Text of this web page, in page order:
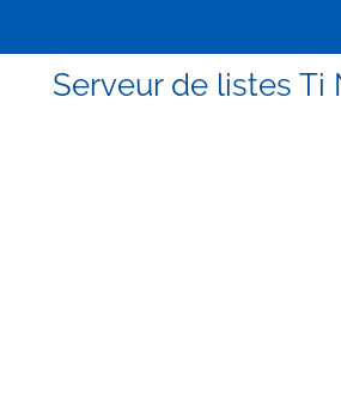
Serveur de listes Ti